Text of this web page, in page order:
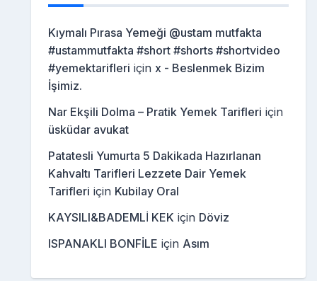
Kıymalı Pırasa Yemeği @ustam mutfakta
#ustammutfakta #short #shorts #shortvideo
#yemektarifleri için x - Beslenmek Bizim
İşimiz.
Nar Ekşili Dolma – Pratik Yemek Tarifleri için
üsküdar avukat
Patatesli Yumurta 5 Dakikada Hazırlanan
Kahvaltı Tarifleri Lezzete Dair Yemek
Tarifleri için Kubilay Oral
KAYSILI&BADEMLİ KEK için Döviz
ISPANAKLI BONFİLE için Asım